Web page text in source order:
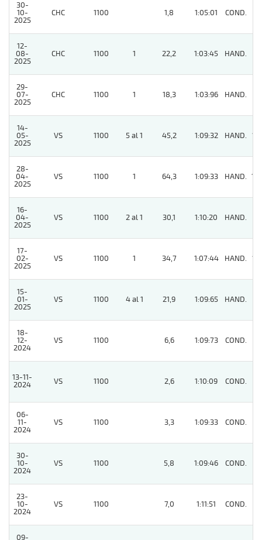
30-
10-
2025
CHC 1100 1,8 1:05:01 COND.
12-
08-
2025
CHC 1100 1 22,2 1:03:45 HAND.
29-
07-
2025
CHC 1100 1 18,3 1:03:96 HAND.
14-
05-
2025
VS 1100 5 al 1 45,2 1:09:32 HAND. 12
28-
04-
2025
VS 1100 1 64,3 1:09:33 HAND. 10
16-
04-
2025
VS 1100 2 al 1 30,1 1:10:20 HAND.
17-
02-
2025
VS 1100 1 34,7 1:07:44 HAND. 15
15-
01-
2025
VS 1100 4 al 1 21,9 1:09:65 HAND.
18-
12-
2024
VS 1100 6,6 1:09:73 COND.
13-11-
2024
VS 1100 2,6 1:10:09 COND.
06-
11-
2024
VS 1100 3,3 1:09:33 COND.
30-
10-
2024
VS 1100 5,8 1:09:46 COND.
23-
10-
2024
VS 1100 7,0 1:11:51 COND.
09-